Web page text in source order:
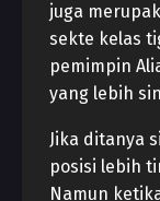
juga
sekte kelas
pemimpin
yang lebih
Jika ditanya
posisi lebih
Namun